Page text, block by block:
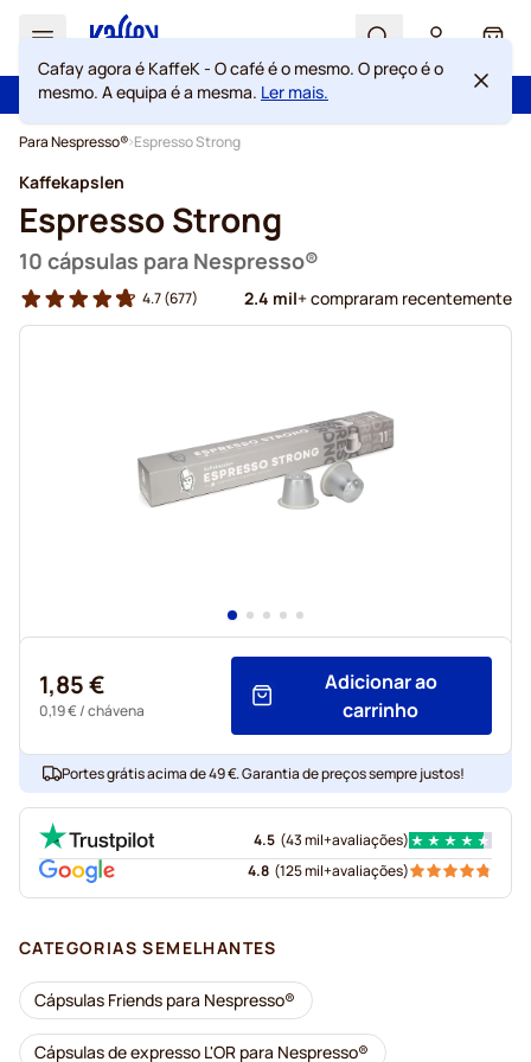
Ir para o Conteúdo
Search Cart
Portes grátis acima de 49 €
100 dias de direito de rescisão
Cafay agora é KaffeK - O café é o mesmo. O preço é o
mesmo. A equipa é a mesma. Ler mais.
Para Nespresso® Espresso Strong
Kaffekapslen
Espresso Strong
10 cápsulas para Nespresso®
4.7(677) 2.4 mil+ compraram recentemente
1,85 €
0,19 €/ chávena
Adicionar ao
carrinho
Portes grátis acima de 49 €. Garantia de preços sempre justos!
4.5 (43 mil+avaliações)
4.8 (125 mil+avaliações)
CATEGORIAS SEMELHANTES
Cápsulas Friends para Nespresso®
Cápsulas de expresso L'OR para Nespresso®